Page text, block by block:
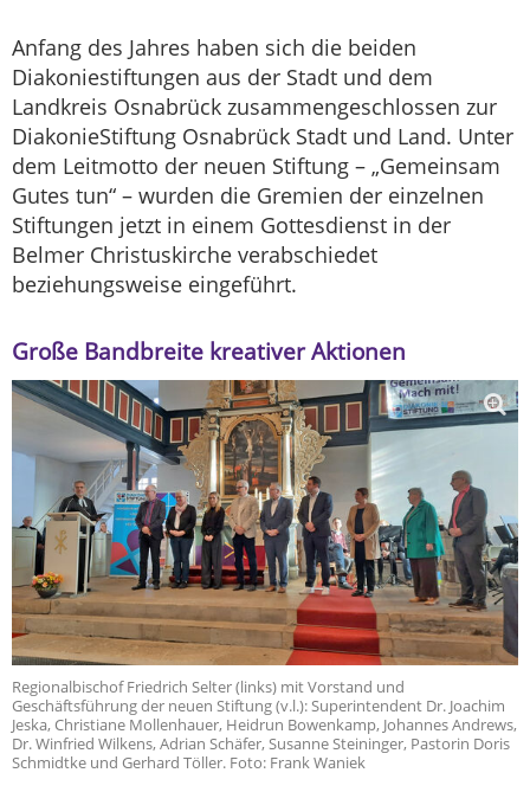
Anfang des Jahres haben sich die beiden
Diakoniestiftungen aus der Stadt und dem
Landkreis Osnabrück zusammengeschlossen zur
DiakonieStiftung Osnabrück Stadt und Land. Unter
dem Leitmotto der neuen Stiftung – „Gemeinsam
Gutes tun“ – wurden die Gremien der einzelnen
Stiftungen jetzt in einem Gottesdienst in der
Belmer Christuskirche verabschiedet
beziehungsweise eingeführt.
Große Bandbreite kreativer Aktionen
Regionalbischof Friedrich Selter (links) mit Vorstand und
Geschäftsführung der neuen Stiftung (v.l.): Superintendent Dr. Joachim
Jeska, Christiane Mollenhauer, Heidrun Bowenkamp, Johannes Andrews,
Dr. Winfried Wilkens, Adrian Schäfer, Susanne Steininger, Pastorin Doris
Schmidtke und Gerhard Töller. Foto: Frank Waniek